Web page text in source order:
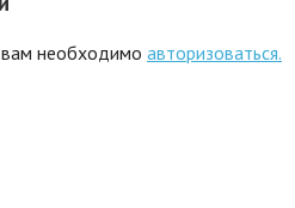
необходимо авторизоваться.